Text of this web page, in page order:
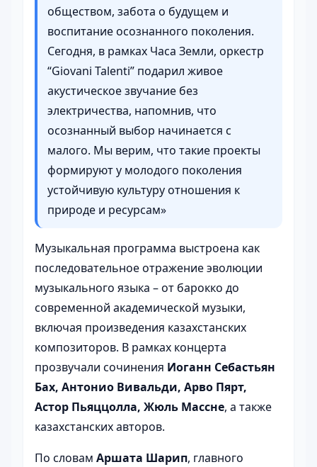
обществом, забота о будущем и
воспитание осознанного поколения.
Сегодня, в рамках Часа Земли, оркестр
“Giovani Talenti” подарил живое
акустическое звучание без
электричества, напомнив, что
осознанный выбор начинается с
малого. Мы верим, что такие проекты
формируют у молодого поколения
устойчивую культуру отношения к
природе и ресурсам»
Музыкальная программа выстроена как
последовательное отражение эволюции
музыкального языка – от барокко до
современной академической музыки,
включая произведения казахстанских
композиторов. В рамках концерта
прозвучали сочинения Иоганн Себастьян
Бах, Антонио Вивальди, Арво Пярт,
Астор Пьяццолла, Жюль Массне, а также
казахстанских авторов.
По словам Аршата Шарип, главного